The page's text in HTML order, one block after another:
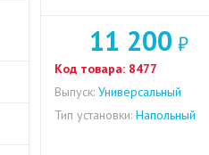
11 200 ₽
Код товара: 8477
Выпуск: Универсальный
Тип установки: Напольный